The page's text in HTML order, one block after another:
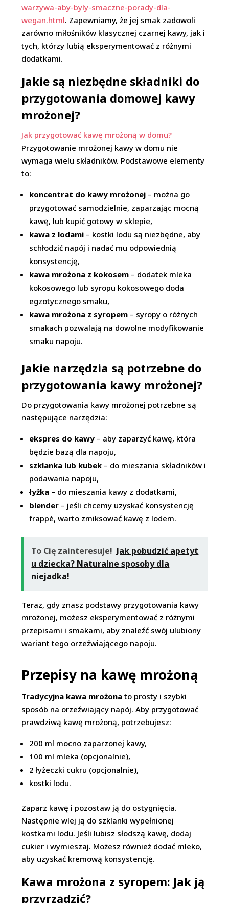
warzywa-aby-byly-smaczne-porady-dla-
wegan.html. Zapewniamy, że jej smak zadowoli
zarówno miłośników klasycznej czarnej kawy, jak i
tych, którzy lubią eksperymentować z różnymi
dodatkami.
Jakie są niezbędne składniki do
przygotowania domowej kawy
mrożonej?
Jak przygotować kawę mrożoną w domu?
Przygotowanie mrożonej kawy w domu nie
wymaga wielu składników. Podstawowe elementy
to:
koncentrat do kawy mrożonej – można go
przygotować samodzielnie, zaparzając mocną
kawę, lub kupić gotowy w sklepie,
kawa z lodami – kostki lodu są niezbędne, aby
schłodzić napój i nadać mu odpowiednią
konsystencję,
kawa mrożona z kokosem – dodatek mleka
kokosowego lub syropu kokosowego doda
egzotycznego smaku,
kawa mrożona z syropem – syropy o różnych
smakach pozwalają na dowolne modyfikowanie
smaku napoju.
Jakie narzędzia są potrzebne do
przygotowania kawy mrożonej?
Do przygotowania kawy mrożonej potrzebne są
następujące narzędzia:
ekspres do kawy – aby zaparzyć kawę, która
będzie bazą dla napoju,
szklanka lub kubek – do mieszania składników i
podawania napoju,
łyżka – do mieszania kawy z dodatkami,
blender – jeśli chcemy uzyskać konsystencję
frappé, warto zmiksować kawę z lodem.
To Cię zainteresuje! Jak pobudzić apetyt
u dziecka? Naturalne sposoby dla
niejadka!
Teraz, gdy znasz podstawy przygotowania kawy
mrożonej, możesz eksperymentować z różnymi
przepisami i smakami, aby znaleźć swój ulubiony
wariant tego orzeźwiającego napoju.
Przepisy na kawę mrożoną
Tradycyjna kawa mrożona to prosty i szybki
sposób na orzeźwiający napój. Aby przygotować
prawdziwą kawę mrożoną, potrzebujesz:
200 ml mocno zaparzonej kawy,
100 ml mleka (opcjonalnie),
2 łyżeczki cukru (opcjonalnie),
kostki lodu.
Zaparz kawę i pozostaw ją do ostygnięcia.
Następnie wlej ją do szklanki wypełnionej
kostkami lodu. Jeśli lubisz słodszą kawę, dodaj
cukier i wymieszaj. Możesz również dodać mleko,
aby uzyskać kremową konsystencję.
Kawa mrożona z syropem: Jak ją
przyrządzić?